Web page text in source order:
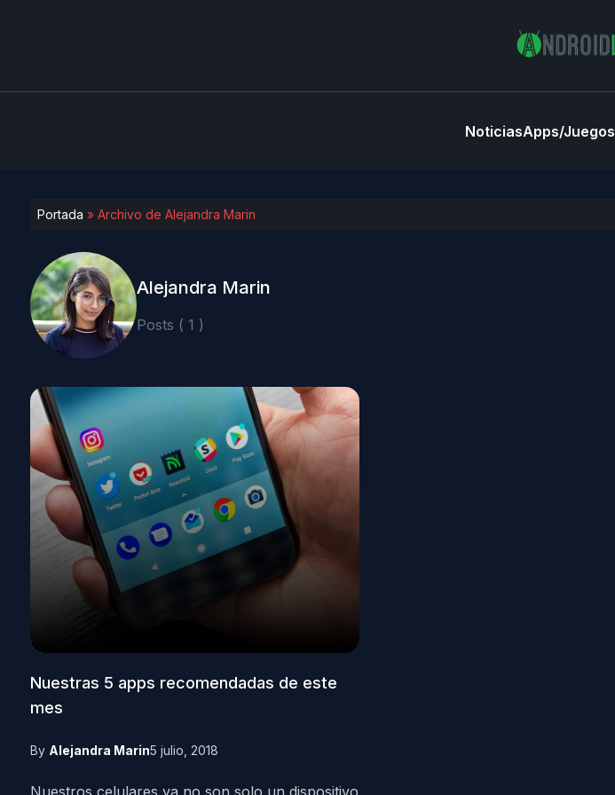
NoticiasApps/Juegos
Portada » Archivo de Alejandra Marin
Alejandra Marin
Posts ( 1 )
Nuestras 5 apps recomendadas de este
mes
By Alejandra Marin5 julio, 2018
Nuestros celulares ya no son solo un dispositivo